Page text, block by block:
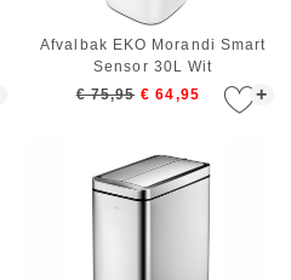
+
Afvalbak EKO Morandi Smart
Sensor 30L Wit
€ 75,95 € 64,95